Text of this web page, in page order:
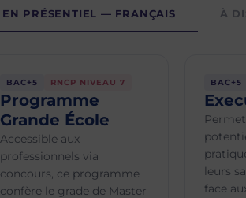
EN PRÉSENTIEL — FRANÇAIS À
BAC+5 RNCP NIVEAU 7
Programme
Grande École
Accessible aux
professionnels via
concours, ce programme
confère le grade de Master
BAC+5
leurs
face